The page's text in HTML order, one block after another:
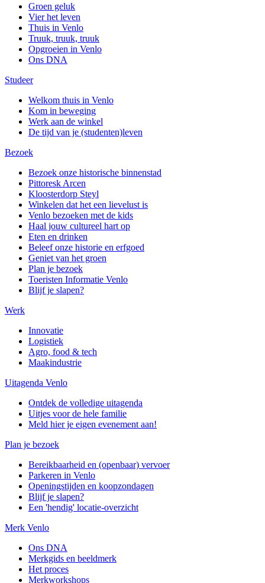
Groen geluk
Vier het leven
Thuis in Venlo
Truuk, truuk, truuk
Opgroeien in Venlo
Ons DNA
Studeer
Welkom thuis in Venlo
Kom in beweging
Werk aan de winkel
De tijd van je (studenten)leven
Bezoek
Bezoek onze historische binnenstad
Pittoresk Arcen
Kloosterdorp Steyl
Winkelen dat het een lievelust is
Venlo bezoeken met de kids
Haal jouw cultureel hart op
Eten en drinken
Beleef onze historie en erfgoed
Geniet van het groen
Plan je bezoek
Toeristen Informatie Venlo
Blijf je slapen?
Werk
Innovatie
Logistiek
Agro, food & tech
Maakindustrie
Uitagenda Venlo
Ontdek de volledige uitagenda
Uitjes voor de hele familie
Meld hier je eigen evenement aan!
Plan je bezoek
Bereikbaarheid en (openbaar) vervoer
Parkeren in Venlo
Openingstijden en koopzondagen
Blijf je slapen?
Een 'hendig' locatie-overzicht
Merk Venlo
Ons DNA
Merkgids en beeldmerk
Het proces
Merkworkshops